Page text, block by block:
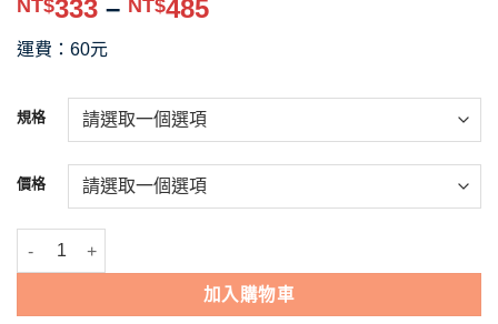
NT$333 – NT$485價
到
NT$485
運費：60元
規格
價格
【零件,中壓電子開關+17.5cm電子母火管】中壓,快速爐零件 數量
加入購物車